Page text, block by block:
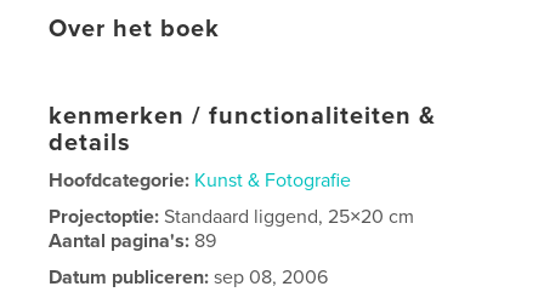
Over het boek
kenmerken / functionaliteiten &
details
Hoofdcategorie: Kunst & Fotografie
Projectoptie:Standaard liggend, 25×20 cm
Aantal pagina's: 89
Datum publiceren: sep 08, 2006